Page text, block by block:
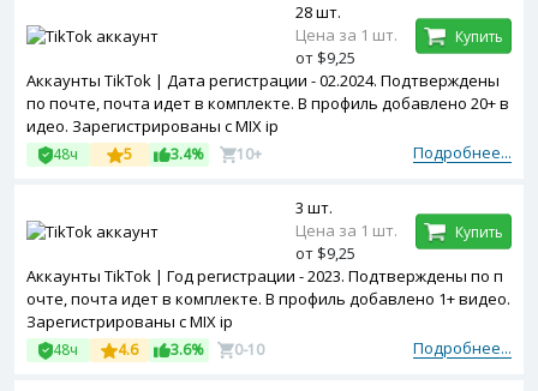
Аккаунты TikTok | Дата регистрации - 02.2024. Подтверждены
по почте, почта идет в комплекте. В профиль добавлено 20+ в
идео. Зарегистрированы с MIX ip
Подробнее...
48ч 5 3.4% 10+
28 шт.
Цена за 1 шт.
от $9,25
Купить
Аккаунты TikTok | Год регистрации - 2023. Подтверждены по п
очте, почта идет в комплекте. В профиль добавлено 1+ видео.
Зарегистрированы с MIX ip
Подробнее...
48ч 4.6 3.6% 0-10
3 шт.
Цена за 1 шт.
от $9,25
Купить